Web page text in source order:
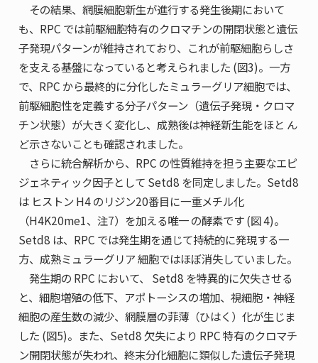
その結果、網膜細胞新生が進行する発生後期において
も、RPC では前駆細胞特有のクロマチンの開閉状態と遺伝
子発現パターンが維持されており、これが前駆細胞らしさ
を支える基盤になっていると考えられました (図3)。一方
で、RPC から最終的に分化したミュラーグリア細胞では、
前駆細胞性を定義する分子パターン（遺伝子発現・クロマ
チン状態）が大きく変化し、成熟後は神経新生能をほと ん
ど示さないことも確認されました。
さらに統合解析から、RPC の性質維持を担う主要なエピ
ジェネティック因子として Setd8 を同定しました。Setd8
は ヒストン H4 のリジン20番目に一重メチル化
（H4K20me1、注7）を加える唯一 の酵素です (図 4)。
Setd8 は、RPC では発生期を通じて持続的に発現する一
方、成熟ミュラーグリア 細胞ではほぼ消失していました。
発生期の RPC において、 Setd8 を特異的に欠失させる
と、細胞増殖の低下、アポトーシスの増加、視細胞・神経
細胞の産生数の減少、網膜層の菲薄（ひはく）化が生じま
した (図5)。また、Setd8 欠失により RPC 特有のクロマチ
ン開閉状態が失われ、終末分化細胞に類似した遺伝子発現